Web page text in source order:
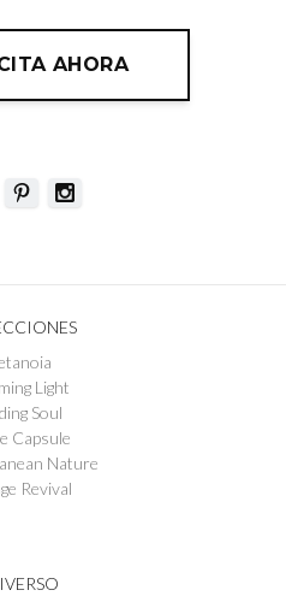
AHORA
Light
Soul
Capsule
Nature
Revival